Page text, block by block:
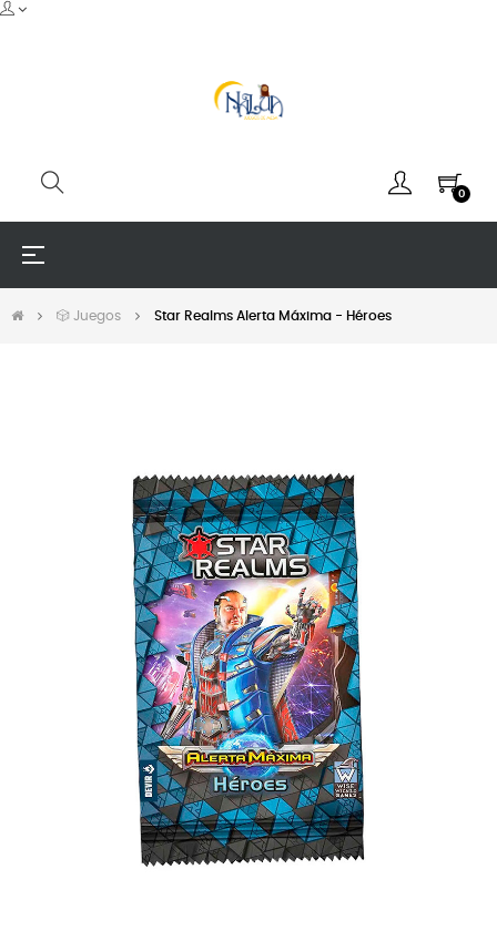
0
Navegación
☰
🎲 Juegos Star Realms Alerta Máxima - Héroes